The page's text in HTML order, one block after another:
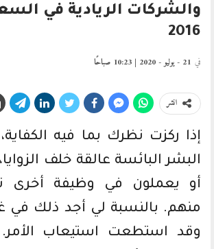
والشركات الريادية في
2016
في 21 - يوليو - 2020 | 10:23 صباحًا
انشر
إذا ركزت نظرك بما فيه
البشر البائسة عالقة خلف
أو يعملون في وظيفة أخرى
منهم. بالنسبة لي أجد ذلك في
وقد استطعت استيعاب الأمر.